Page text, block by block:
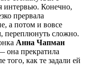
интервью. Конечно,
прервала
а потом и вовсе
переплюнуть сложно.
Анна Чапман
она прекратила
того, как те задали ей